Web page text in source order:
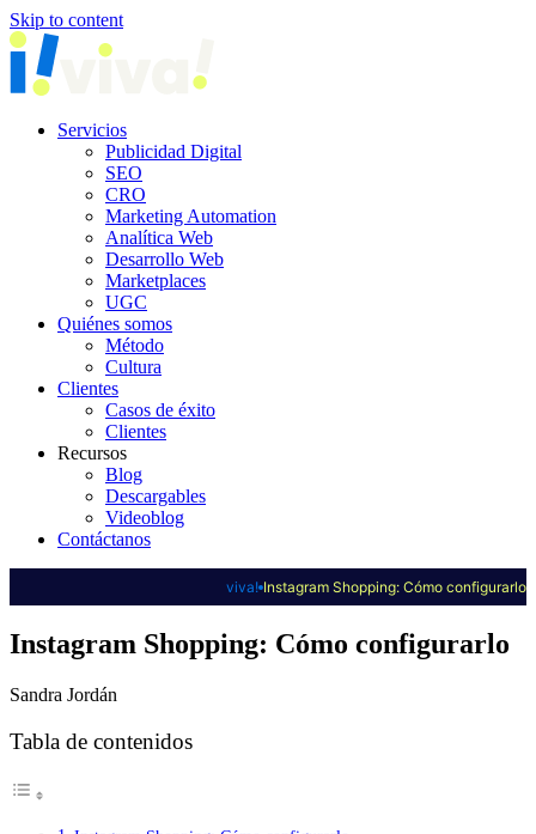
Skip to content
Servicios
Publicidad Digital
SEO
CRO
Marketing Automation
Analítica Web
Desarrollo Web
Marketplaces
UGC
Quiénes somos
Método
Cultura
Clientes
Casos de éxito
Clientes
Recursos
Blog
Descargables
Videoblog
Contáctanos
viva! Instagram Shopping: Cómo configurarlo
Instagram Shopping: Cómo configurarlo
Sandra Jordán
Tabla de contenidos